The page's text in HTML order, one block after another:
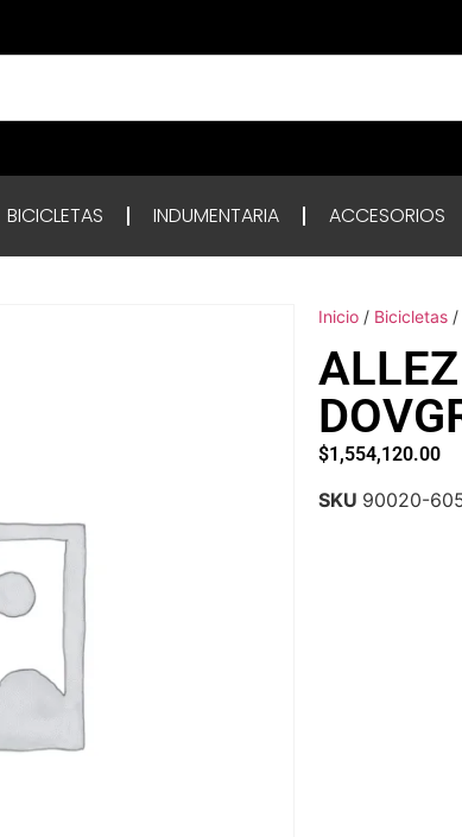
BICICLETAS INDUMENTARIA ACCESORIOS
Inicio / Bicicletas /
$1,554,120.00
SKU 90020-